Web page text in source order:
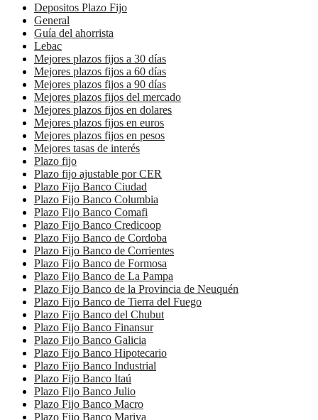
Depositos Plazo Fijo
General
Guía del ahorrista
Lebac
Mejores plazos fijos a 30 días
Mejores plazos fijos a 60 días
Mejores plazos fijos a 90 días
Mejores plazos fijos del mercado
Mejores plazos fijos en dolares
Mejores plazos fijos en euros
Mejores plazos fijos en pesos
Mejores tasas de interés
Plazo fijo
Plazo fijo ajustable por CER
Plazo Fijo Banco Ciudad
Plazo Fijo Banco Columbia
Plazo Fijo Banco Comafi
Plazo Fijo Banco Credicoop
Plazo Fijo Banco de Cordoba
Plazo Fijo Banco de Corrientes
Plazo Fijo Banco de Formosa
Plazo Fijo Banco de La Pampa
Plazo Fijo Banco de la Provincia de Neuquén
Plazo Fijo Banco de Tierra del Fuego
Plazo Fijo Banco del Chubut
Plazo Fijo Banco Finansur
Plazo Fijo Banco Galicia
Plazo Fijo Banco Hipotecario
Plazo Fijo Banco Industrial
Plazo Fijo Banco Itaú
Plazo Fijo Banco Julio
Plazo Fijo Banco Macro
Plazo Fijo Banco Mariva